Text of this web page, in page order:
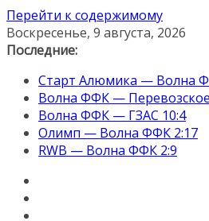
Перейти к содержимому
Воскресенье, 9 августа, 2026
Последние:
Старт Алюмика — Волна
Волна ФФК —
Волна ФФК — ГЗАС 10:4
Олимп — Волна ФФК 2:17
RWB — Волна ФФК 2:9